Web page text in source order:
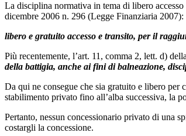
La disciplina normativa in tema di libero
dicembre 2006 n. 296 (Legge Finanziaria 2007):
libero e gratuito accesso e transito, per il
Più recentemente, l’art. 11, comma 2, lett. d)
della battigia, anche ai fini di balneazione,
Da qui ne consegue che sia gratuito e libero per
stabilimento privato fino all’alba successiva, la
Pertanto, nessun concessionario privato di una
costargli la concessione.